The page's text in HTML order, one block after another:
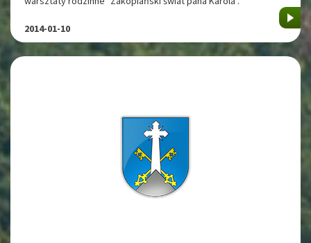
2014-01-10